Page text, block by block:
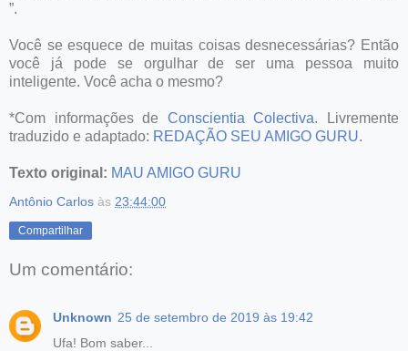
”.
Você se esquece de muitas coisas desnecessárias? Então
você já pode se orgulhar de ser uma pessoa muito
inteligente. Você acha o mesmo?
*Com informações de Conscientia Colectiva. Livremente
traduzido e adaptado: REDAÇÃO SEU AMIGO GURU.
Texto original: MAU AMIGO GURU
Antônio Carlos às 23:44:00
Compartilhar
Um comentário:
Unknown 25 de setembro de 2019 às 19:42
Ufa! Bom saber...